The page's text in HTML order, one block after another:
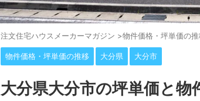
注⽂住宅ハウスメーカーマガジン >物件価格・坪単価の推
物件価格・坪単価の推移 大分県 大分市
大分県大分市の坪単価と物